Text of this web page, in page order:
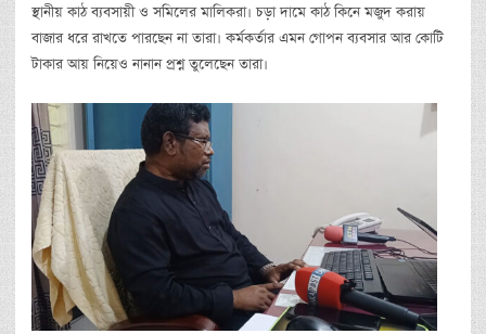
স্থানীয় কাঠ ব্যবসায়ী ও সমিলের মালিকরা। চড়া দামে কাঠ কিনে মজুদ করায়
বাজার ধরে রাখতে পারছেন না তারা। কর্মকর্তার এমন গোপন ব্যবসার আর কোটি
টাকার আয় নিয়েও নানান প্রশ্ন তুলেছেন তারা।